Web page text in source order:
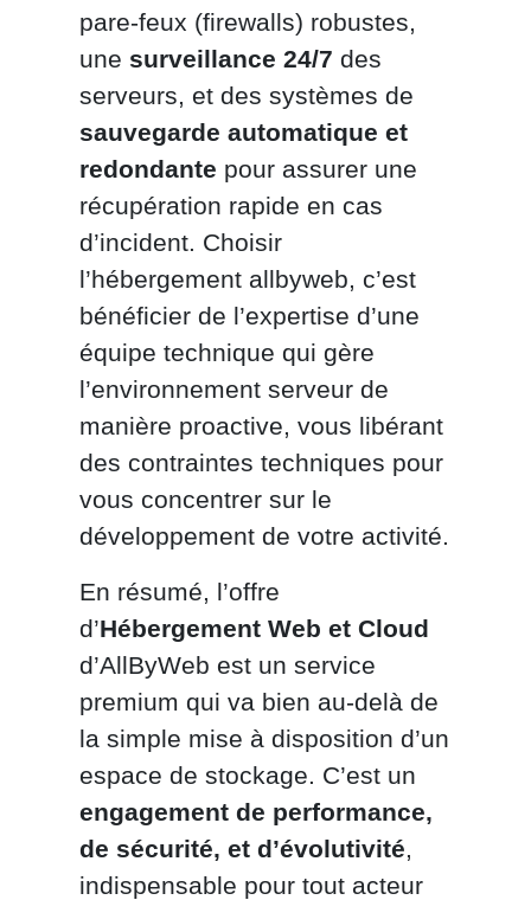
pare-feux (firewalls) robustes,
une surveillance 24/7 des
serveurs, et des systèmes de
sauvegarde automatique et
redondante pour assurer une
récupération rapide en cas
d’incident. Choisir
l’hébergement allbyweb, c’est
bénéficier de l’expertise d’une
équipe technique qui gère
l’environnement serveur de
manière proactive, vous libérant
des contraintes techniques pour
vous concentrer sur le
développement de votre activité.
En résumé, l’offre
d’Hébergement Web et Cloud
d’AllByWeb est un service
premium qui va bien au-delà de
la simple mise à disposition d’un
espace de stockage. C’est un
engagement de performance,
de sécurité, et d’évolutivité
indispensable pour tout acteur